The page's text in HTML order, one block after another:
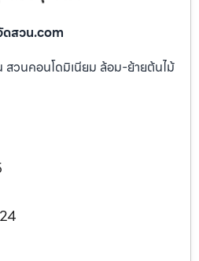
ดสวน.com
วนคอนโดมิเนียม ล้อม-ย้ายต้นไม้